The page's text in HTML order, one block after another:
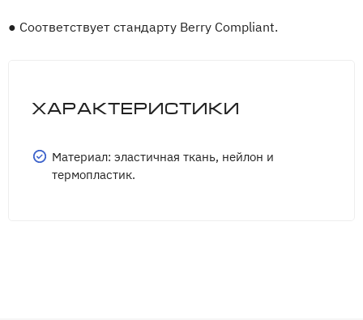
● Соответствует стандарту Berry Compliant.
Характеристики
Материал: эластичная ткань, нейлон и
термопластик.